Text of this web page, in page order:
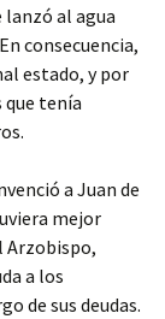
lanzó al agua
consecuencia,
estado, y por
que tenía
a Juan de
mejor
Arzobispo,
a los
de sus deudas.